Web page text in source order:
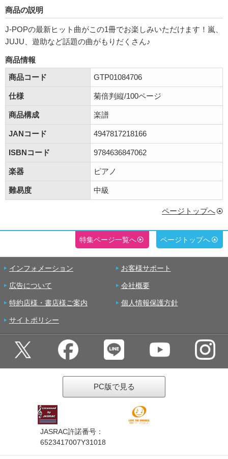
商品の説明
J-POPの最新ヒット曲がこの1冊でお楽しみいただけます！嵐、
JUJU、遊助など話題の曲がもりだくさん♪
商品情報
商品コード
GTP01084706
仕様 菊倍判縦/100ページ
商品構成 楽譜
JANコード 4947817218166
ISBNコード 9784636847062
楽器 ピアノ
難易度 中級
ページトップへ
特集ページ一覧へ ページトップへ
インフォメーション お客様サポート
広告について 会社概要
特約店様・書店様ご案内 個人情報保護方針
サイトポリシー
PC版で見る
JASRAC許諾番号：
6523417007Y31018